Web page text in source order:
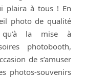
plaira à tous ! En
photo de qualité
qu’à la mise à
photobooth,
de s’amuser
photos-souvenirs